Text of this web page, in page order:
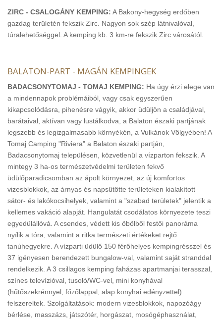
ZIRC - CSALOGÁNY KEMPING: A Bakony-hegység erdőben
gazdag területén fekszik Zirc. Nagyon sok szép látnivalóval,
túralehetőséggel. A kemping kb. 3 km-re fekszik Zirc városától.
BALATON-PART - MAGÁN KEMPINGEK
BADACSONYTOMAJ - TOMAJ KEMPING: Ha úgy érzi elege van
a mindennapok problémáiból, vagy csak egyszerűen
kikapcsolódásra, pihenésre vágyik, akkor üdüljön a családjával,
barátaival, aktívan vagy lustálkodva, a Balaton északi partjának
legszebb és legizgalmasabb környékén, a Vulkánok Völgyében! A
Tomaj Camping "Riviera" a Balaton északi partján,
Badacsonytomaj településen, közvetlenül a vízparton fekszik. A
mintegy 3 ha-os természetvédelmi területen fekvő
üdülőparadicsomban az ápolt környezet, az új komfortos
vizesblokkok, az árnyas és napsütötte területeken kialakított
sátor- és lakókocsihelyek, valamint a "szabad területek" jelentik a
kellemes vakáció alapját. Hangulatát csodálatos környezete teszi
egyedülállóvá. A csendes, védett kis öbölből festői panoráma
nyílik a tóra, valamint a ritka természeti értékeket rejtő
tanúhegyekre. A vízparti üdülő 150 férőhelyes kempingrésszel és
37 igényesen berendezett bungalow-val, valamint saját stranddal
rendelkezik. A 3 csillagos kemping faházas apartmanjai terasszal,
színes televízióval, tusoló/WC-vel, mini konyhával
(hűtőszekrénnyel, főzőlappal, alap konyhai edényzettel)
felszereltek. Szolgáltatások: modern vizesblokkok, napozóágy
bérlése, masszázs, játszótér, horgászat, mosógéphasználat,